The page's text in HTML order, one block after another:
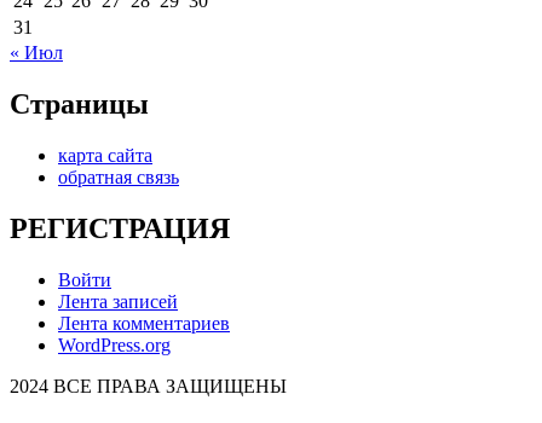
31
« Июл
Страницы
карта сайта
обратная связь
РЕГИСТРАЦИЯ
Войти
Лента записей
Лента комментариев
WordPress.org
2024 ВСЕ ПРАВА ЗАЩИЩЕНЫ